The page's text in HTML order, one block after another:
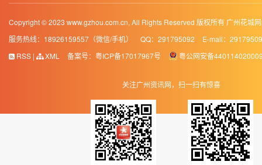
Copyright © 2023 www.gzhou.com.cn, All Rights Reserved 版权所有 广州花城
服务热线：18926159557（微信/手机）
QQ：291795092
E-mail：
RSS | XML 备案号： 粤ICP备17017967号 粤公网安备
关注广州资讯网，扫一扫有惊喜